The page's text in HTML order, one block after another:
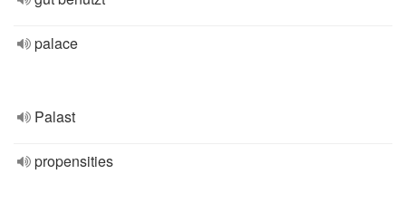
palace
Palast
propensities